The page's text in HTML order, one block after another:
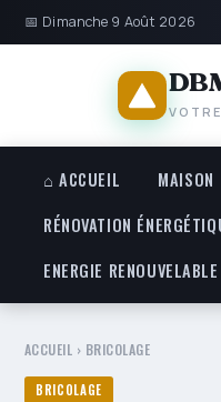
📅 Dimanche 9 Août 2026
⌂ ACCUEIL MAISON
RÉNOVATION
ENERGIE RENOUVELABLE
ACCUEIL › BRICOLAGE
BRICOLAGE